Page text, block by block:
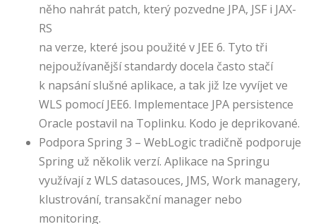
něho nahrát patch, který pozvedne JPA, JSF i JAX-
RS
na verze, které jsou použité v JEE 6. Tyto tři
nejpoužívanější standardy docela často stačí
k napsání slušné aplikace, a tak již lze vyvíjet ve
WLS pomocí JEE6. Implementace JPA persistence
Oracle postavil na Toplinku. Kodo je deprikované.
Podpora Spring 3 – WebLogic tradičně podporuje
Spring už několik verzí. Aplikace na Springu
využívají z WLS datasouces, JMS, Work managery,
klustrování, transakční manager nebo
monitoring.